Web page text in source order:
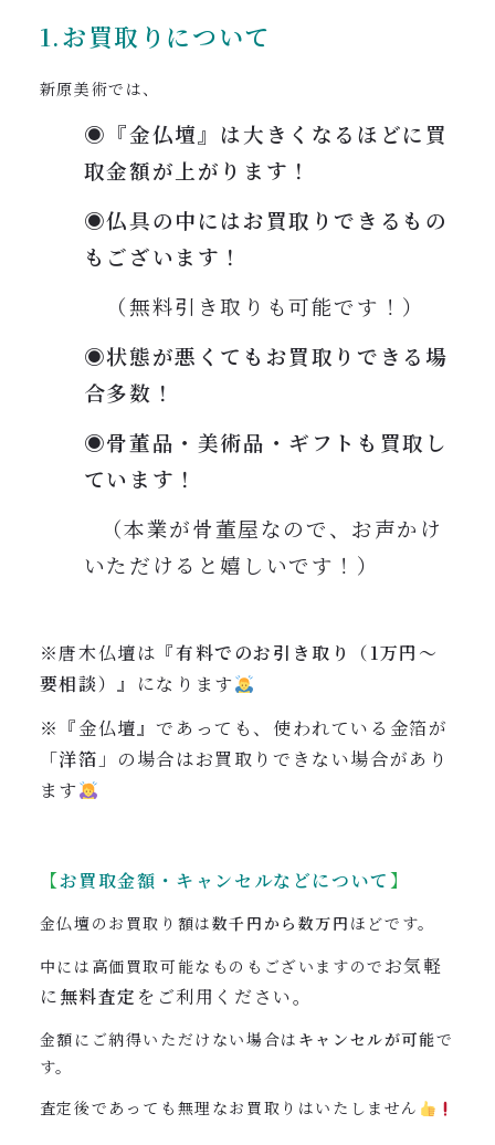
1.お買取りについて
新原美術では、
◉『金仏壇』は大きくなるほどに買
取金額が上がります！
◉仏具の中にはお買取りできるもの
もございます！
（無料引き取りも可能です！）
◉状態が悪くてもお買取りできる場
合多数！
◉骨董品・美術品・ギフトも買取し
ています！
（本業が骨董屋なので、お声かけ
いただけると嬉しいです！）
※唐木仏壇は『有料でのお引き取り（1万円〜
要相談）』になります
※『金仏壇』であっても、使われている金箔が
「洋箔」 の場合はお買取りできない場合があり
ます
【お買取金額・キャンセルなどについて】
金仏壇のお買取り額は数千円から数万円 ほどです。
中には高価買取可能なものもございますので お気軽
に無料査定 をご利用ください。
金額にご納得いただけない場合は キャンセルが可能で
す。
査定後であっても無理なお買取りはいたしません